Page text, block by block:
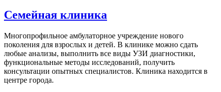
Семейная клиника
Многопрофильное амбулаторное учреждение нового
поколения для взрослых и детей. В клинике можно сдать
любые анализы, выполнить все виды УЗИ диагностики,
функциональные методы исследований, получить
консультации опытных специалистов. Клиника находится в
центре города.